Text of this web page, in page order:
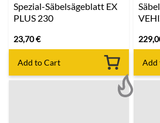
Spezial-Säbelsägeblatt EX
PLUS 230
23,70€
Add to Cart Add